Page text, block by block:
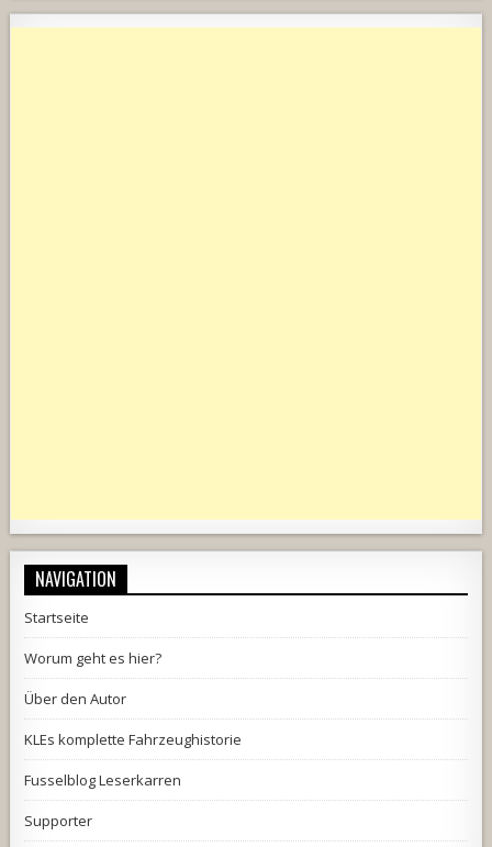
NAVIGATION
Startseite
Worum geht es hier?
Über den Autor
KLEs komplette Fahrzeughistorie
Fusselblog Leserkarren
Supporter